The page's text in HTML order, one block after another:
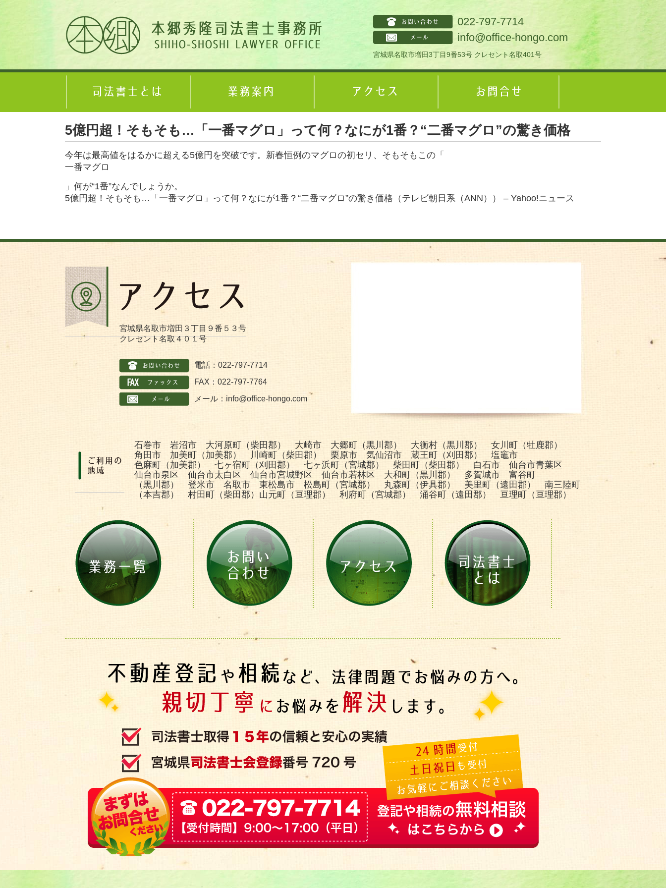
022-797-7714
info@office-hongo.com
宮城県名取市増田3丁目9番53号 クレセント名取401号
5億円超！そもそも…「一番マグロ」って何？なにが1番？“二番マグロ”の驚き価格
今年は最高値をはるかに超える5億円を突破です。新春恒例のマグロの初セリ、そもそもこの「
一番マグロ
」何が“1番”なんでしょうか。
5億円超！そもそも…「一番マグロ」って何？なにが1番？“二番マグロ”の驚き価格（テレビ朝日系（ANN）） – Yahoo!ニュース
宮城県名取市増田３丁目９番５３号
クレセント名取４０１号
電話：022-797-7714
FAX：022-797-7764
メール： info@office-hongo.com
石巻市 岩沼市 大河原町（柴田郡） 大崎市 大郷町（黒川郡） 大衡村（黒川郡） 女川町（牡鹿郡）
角田市 加美町（加美郡） 川崎町（柴田郡） 栗原市 気仙沼市 蔵王町（刈田郡） 塩竈市
色麻町（加美郡） 七ヶ宿町（刈田郡） 七ヶ浜町（宮城郡） 柴田町（柴田郡） 白石市 仙台市青葉区
仙台市泉区 仙台市太白区 仙台市宮城野区 仙台市若林区 大和町（黒川郡） 多賀城市 富谷町
（黒川郡） 登米市 名取市 東松島市 松島町（宮城郡） 丸森町（伊具郡） 美里町（遠田郡） 南三陸町
（本吉郡） 村田町（柴田郡）山元町（亘理郡） 利府町（宮城郡） 涌谷町（遠田郡） 亘理町（亘理郡）